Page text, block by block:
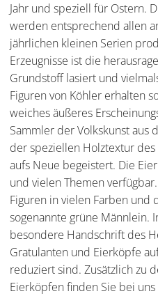
Jahr und speziell für Ostern.
werden entsprechend allen
jährlichen kleinen Serien
Erzeugnisse ist die
Grundstoff lasiert und
Figuren von Köhler erhalten
weiches äußeres
Sammler der Volkskunst aus
der speziellen Holztextur
aufs Neue begeistert. Die
und vielen Themen
Figuren in vielen Farben und
sogenannte grüne Männlein.
besondere Handschrift des
Gratulanten und Eierköpfe
reduziert sind. Zusätzlich zu
Eierköpfen finden Sie bei